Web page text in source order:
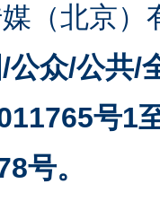
（北京）
公众/公共/
号1
号。
一